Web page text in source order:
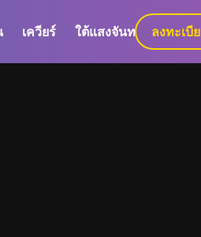
เควียร์ ใต้แสงจันทร์ GaLa+
ลงทะเบี